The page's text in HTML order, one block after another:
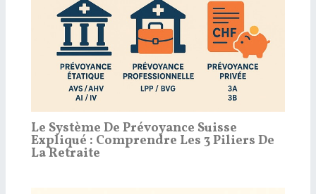
Le Système De Prévoyance Suisse
Expliqué : Comprendre Les 3 Piliers De
La Retraite